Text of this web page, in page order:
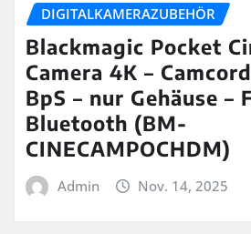
DIGITALKAMERAZUBEHÖR
Blackmagic Pocket
Camera 4K –
BpS – nur Gehäuse –
Bluetooth (BM-
CINECAMPOCHDM)
Admin Nov. 14, 2025